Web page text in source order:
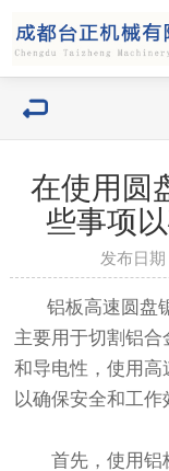
在使用圆
些事项
发布日
铝板高速圆盘锯
主要用于切割铝
和导电性，使用高
以确保安全和工作
首先，使用铝